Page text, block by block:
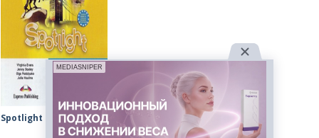
Spotlight Ваулина
MEDIASNIPER